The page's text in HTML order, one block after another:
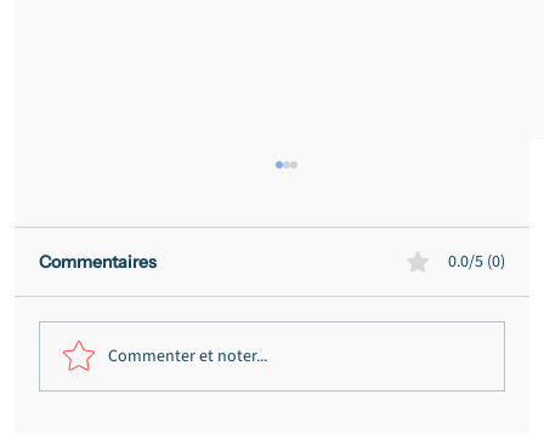
Commentaires 0.0/5 (0)
Commenter et noter...